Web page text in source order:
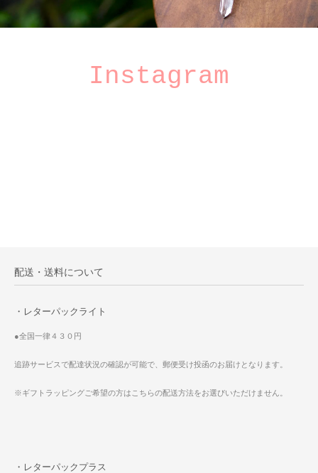
Instagram
配送・送料について
・レターパックライト
●全国一律４３０円
追跡サービスで配達状況の確認が可能で、郵便受け投函のお届けとなります。
※ギフトラッピングご希望の方はこちらの配送方法をお選びいただけません。
・レターパックプラス